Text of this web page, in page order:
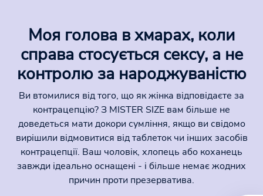
Моя голова в хмарах, коли
справа стосується сексу, а не
контролю за народжуваністю
Ви втомилися від того, що як жінка відповідаєте за
контрацепцію? З MISTER SIZE вам більше не
доведеться мати докори сумління, якщо ви свідомо
вирішили відмовитися від таблеток чи інших засобів
контрацепції. Ваш чоловік, хлопець або коханець
завжди ідеально оснащені - і більше немає жодних
причин проти презерватива.